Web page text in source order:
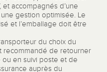
et accompagnés d’une
gestion optimisée. Le
et l’emballage doit être
du choix du
recommandé de retourner
ou en suivi poste et de
auprès du